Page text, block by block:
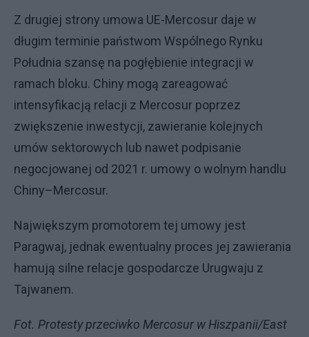
Z drugiej strony umowa UE-Mercosur daje w
długim terminie państwom Wspólnego Rynku
Południa szansę na pogłębienie integracji w
ramach bloku. Chiny mogą zareagować
intensyfikacją relacji z Mercosur poprzez
zwiększenie inwestycji, zawieranie kolejnych
umów sektorowych lub nawet podpisanie
negocjowanej od 2021 r. umowy o wolnym handlu
Chiny–Mercosur.
Największym promotorem tej umowy jest
Paragwaj, jednak ewentualny proces jej zawierania
hamują silne relacje gospodarcze Urugwaju z
Tajwanem.
Fot. Protesty przeciwko Mercosur w Hiszpanii/East